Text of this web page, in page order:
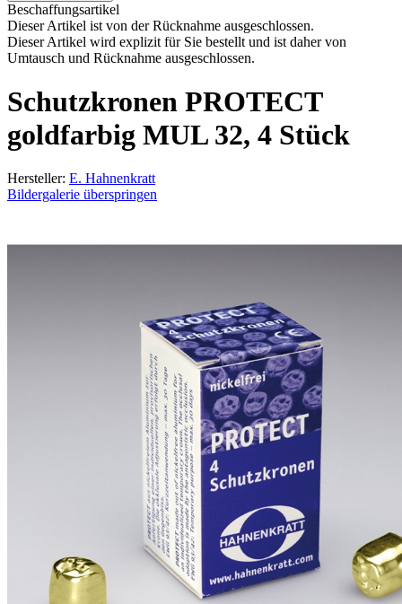
Beschaffungsartikel
Dieser Artikel ist von der Rücknahme ausgeschlossen.
Dieser Artikel wird explizit für Sie bestellt und ist daher von
Umtausch und Rücknahme ausgeschlossen.
Schutzkronen PROTECT
goldfarbig MUL 32, 4 Stück
Hersteller: E. Hahnenkratt
Bildergalerie überspringen